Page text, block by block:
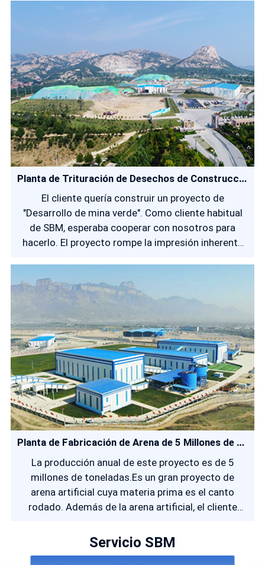
El cliente quería construir un proyecto de
"Desarrollo de mina verde". Como cliente habitual
de SBM, esperaba cooperar con nosotros para
hacerlo. El proyecto rompe la impresión inherente
desarrollo de la mina.
Planta de Trituración de Desechos de Construcción de 2 Millones de Toneladas Anuales
La producción anual de este proyecto es de 5
millones de toneladas.Es un gran proyecto de
arena artificial cuya materia prima es el canto
rodado. Además de la arena artificial, el cliente
de alta calidad.
Planta de Fabricación de Arena de 5 Millones de TPY
Servicio SBM